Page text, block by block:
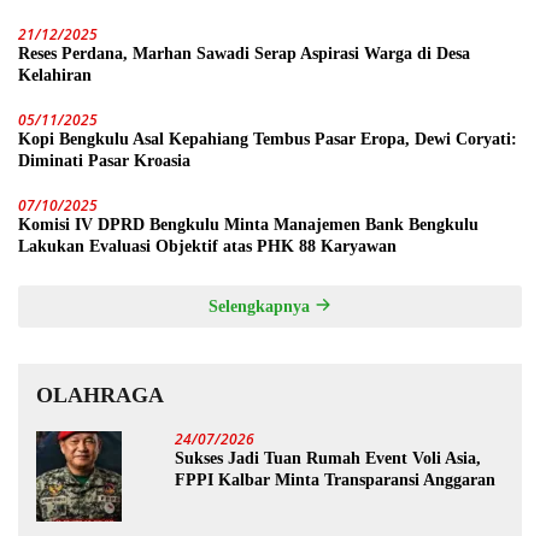
21/12/2025
Reses Perdana, Marhan Sawadi Serap Aspirasi Warga di Desa
Kelahiran
05/11/2025
Kopi Bengkulu Asal Kepahiang Tembus Pasar Eropa, Dewi Coryati:
Diminati Pasar Kroasia
07/10/2025
Komisi IV DPRD Bengkulu Minta Manajemen Bank Bengkulu
Lakukan Evaluasi Objektif atas PHK 88 Karyawan
Selengkapnya
OLAHRAGA
24/07/2026
Sukses Jadi Tuan Rumah Event Voli Asia,
FPPI Kalbar Minta Transparansi Anggaran